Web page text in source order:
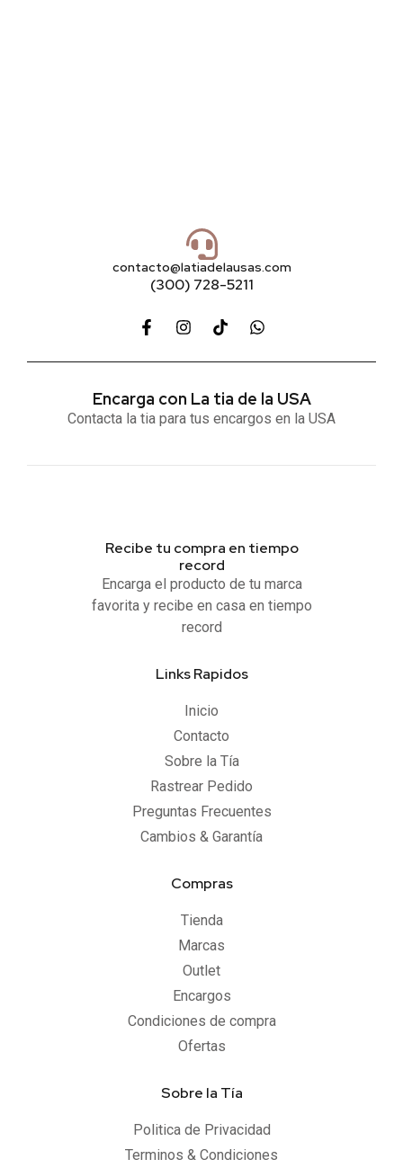
contacto@latiadelausas.com
(300) 728-5211
Encarga con La tia de la USA
Contacta la tia para tus encargos en la USA
Recibe tu compra en tiempo
record
Encarga el producto de tu marca
favorita y recibe en casa en tiempo
record
Links Rapidos
Inicio
Contacto
Sobre la Tía
Rastrear Pedido
Preguntas Frecuentes
Cambios & Garantía
Compras
Tienda
Marcas
Outlet
Encargos
Condiciones de compra
Ofertas
Sobre la Tía
Politica de Privacidad
Terminos & Condiciones